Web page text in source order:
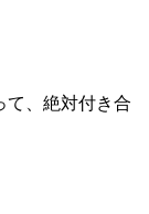
て、絶対付き合